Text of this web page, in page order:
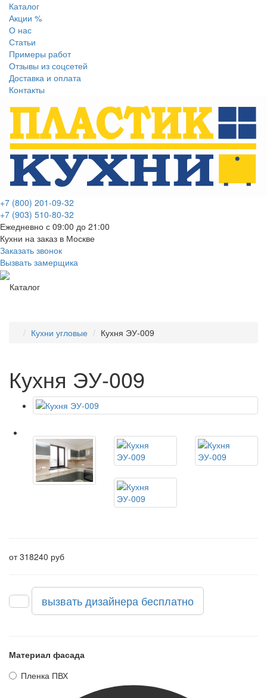
Каталог
Акции %
О нас
Статьи
Примеры работ
Отзывы из соцсетей
Доставка и оплата
Контакты
+7 (800) 201-09-32
+7 (903) 510-80-32
Ежедневно с 09:00 до 21:00
Кухни на заказ в Москве
Заказать звонок
Вызвать замерщика
Каталог
Кухни угловые Кухня ЭУ-009
Кухня ЭУ-009
от 318240 руб
вызвать дизайнера бесплатно
Материал фасада
Пленка ПВХ